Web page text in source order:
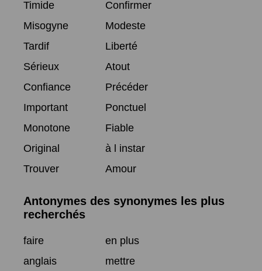
Timide
Confirmer
Misogyne
Modeste
Tardif
Liberté
Sérieux
Atout
Confiance
Précéder
Important
Ponctuel
Monotone
Fiable
Original
à l instar
Trouver
Amour
Antonymes des synonymes les plus
recherchés
faire
en plus
anglais
mettre